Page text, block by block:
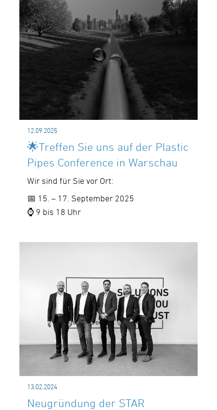
12.09.2025
🌟Treffen Sie uns auf der Plastic
Pipes Conference in Warschau
Wir sind für Sie vor Ort:
📅 15. – 17. September 2025
⌚ 9 bis 18 Uhr
13.02.2024
Neugründung der STAR